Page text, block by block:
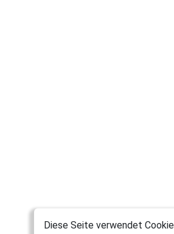
Diese Seite verwendet